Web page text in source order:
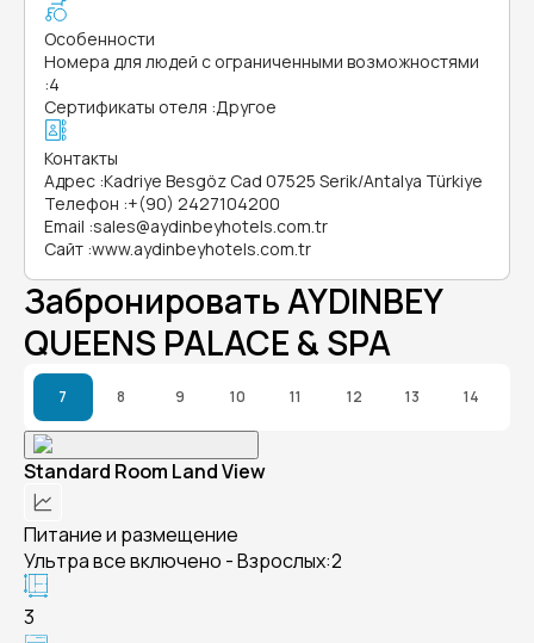
Особенности
Номера для людей с ограниченными возможностями
:4
Сертификаты отеля :Другое
Контакты
Адрес :Kadriye Besgöz Cad 07525 Serik/Antalya Türkiye
Телефон :+(90) 2427104200
Email :sales@aydinbeyhotels.com.tr
Сайт :www.aydinbeyhotels.com.tr
Забронировать AYDINBEY
QUEENS PALACE & SPA
7 8 9 10 11 12 13 14
Standard Room Land View
Питание и размещение
Ультра все включено - Взрослых:2
3